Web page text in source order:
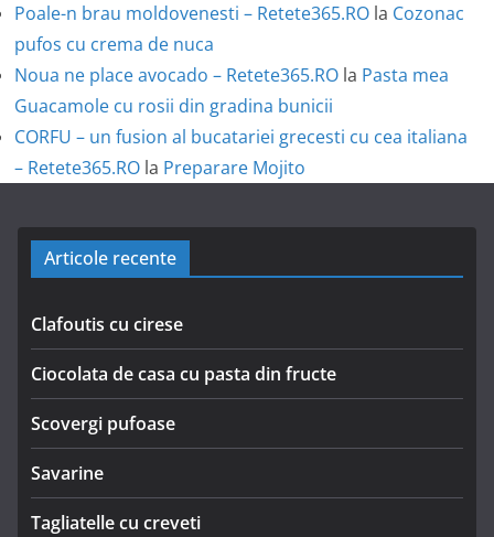
Poale-n brau moldovenesti – Retete365.RO la Cozonac
pufos cu crema de nuca
Noua ne place avocado – Retete365.RO la Pasta mea
Guacamole cu rosii din gradina bunicii
CORFU – un fusion al bucatariei grecesti cu cea italiana
– Retete365.RO la Preparare Mojito
Articole recente
Clafoutis cu cirese
Ciocolata de casa cu pasta din fructe
Scovergi pufoase
Savarine
Tagliatelle cu creveti